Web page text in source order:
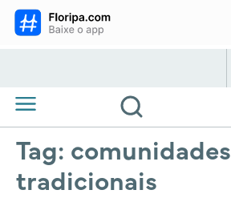
Tag: comunidades
tradicionais